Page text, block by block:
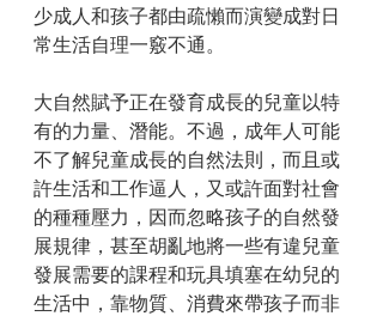
少成人和孩子都由疏懶而演變成對日
常生活自理一竅不通。
大自然賦予正在發育成長的兒童以特
有的力量、潛能。不過，成年人可能
不了解兒童成長的自然法則，而且或
許生活和工作逼人，又或許面對社會
的種種壓力，因而忽略孩子的自然發
展規律，甚至胡亂地將一些有違兒童
發展需要的課程和玩具填塞在幼兒的
生活中，靠物質、消費來帶孩子而非